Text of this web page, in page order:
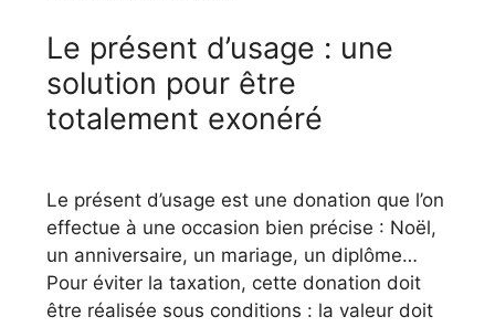
Le présent d’usage : une
solution pour être
totalement exonéré
Le présent d’usage est une donation que l’on
effectue à une occasion bien précise : Noël,
un anniversaire, un mariage, un diplôme…
Pour éviter la taxation, cette donation doit
être réalisée sous conditions : la valeur doit